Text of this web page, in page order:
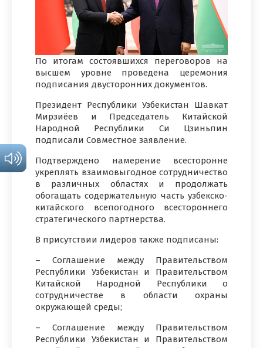
По итогам состоявшихся переговоров на
высшем уровне проведена церемония
подписания двусторонних документов.
Президент Республики Узбекистан Шавкат
Мирзиёев и Председатель Китайской
Народной Республики Си Цзиньпин
подписали Совместное заявление.
Подтверждено намерение всесторонне
укреплять взаимовыгодное сотрудничество
в различных областях и продолжать
обогащать содержательную часть узбекско-
китайского всепогодного всестороннего
стратегического партнерства.
В присутствии лидеров также подписаны:
– Соглашение между Правительством
Республики Узбекистан и Правительством
Китайской Народной Республики о
сотрудничестве в области охраны
окружающей среды;
– Соглашение между Правительством
Республики Узбекистан и Правительством